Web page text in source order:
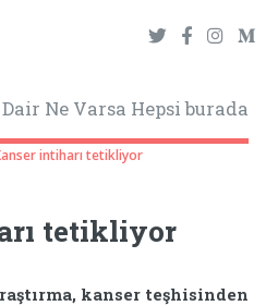
Ne Varsa Hepsi burada
intiharı tetikliyor
tetikliyor
kanser teşhisinden